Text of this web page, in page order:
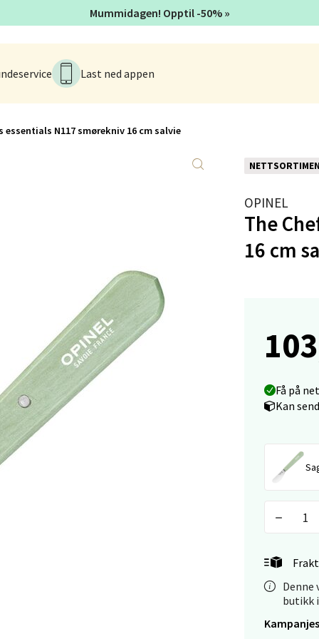
Last ned appen
essentials N117 smørekniv 16 cm salvie
OPINEL
The
16 cm
Få på
Kan
Denne
butikk
Mummidagen! Opptil -50% »
1, 5239 Bergen
vei 38, 0594 Oslo
dag 10-21
Jæren - M44
2, 4340 Bryne
10-20